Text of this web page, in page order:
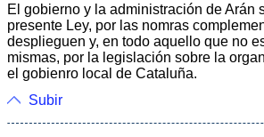
El gobierno y la administración de Arán
presente Ley, por las nomras
desplieguen y, en todo aquello que no
mismas, por la legislación sobre la
el gobienro local de Cataluña.
Subir